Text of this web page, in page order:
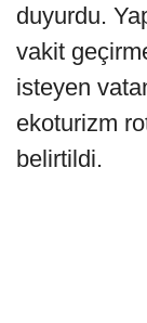
duyurdu.
vakit
isteyen
ekoturizm
belirtildi.